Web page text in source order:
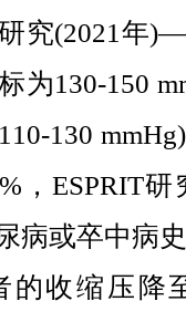
研究(2021年
为130-150
130
，ESPRIT研
或卒中病
收缩压降